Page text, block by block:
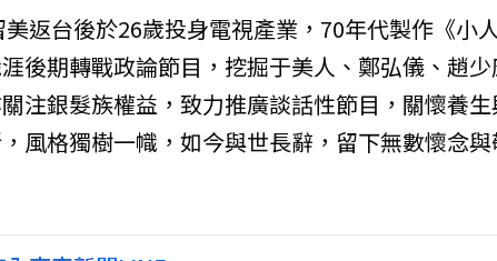
返台後於26歲投身電視產業，70年代製作《小
後期轉戰政論節目，挖掘于美人、鄭弘儀、趙
注銀髮族權益，致力推廣談話性節目，關懷養
風格獨樹一幟，如今與世長辭，留下無數懷念